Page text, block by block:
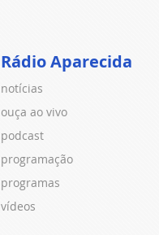
Rádio Aparecida
notícias
ouça ao vivo
podcast
programação
programas
vídeos